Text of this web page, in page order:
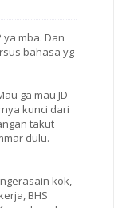
ya mba. Dan
bahasa yg
ga mau JD
kunci dari
takut
dulu.
kok,
BHS